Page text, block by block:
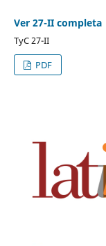
Ver 27-II completa
TyC 27-II
PDF